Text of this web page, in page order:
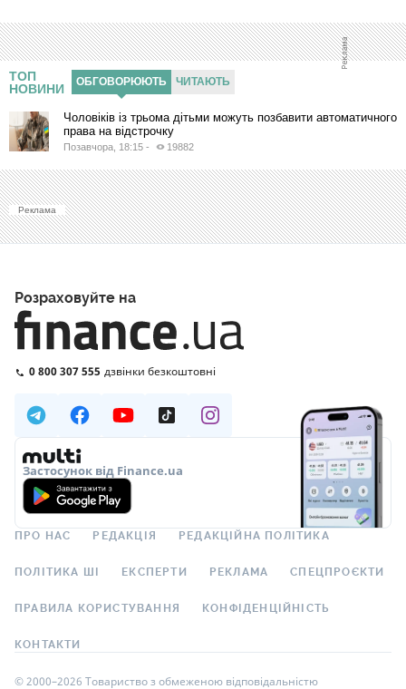
ТОП
НОВИНИ
ОБГОВОРЮЮТЬ ЧИТАЮТЬ
Чоловіків із трьома дітьми можуть позбавити автоматичного
права на відстрочку
Позавчора, 18:15 - 19882
Реклама
Розраховуйте на
0 800 307 555 дзвінки безкоштовні
Застосунок від Finance.ua
ПРО НАС РЕДАКЦІЯ РЕДАКЦІЙНА ПОЛІТИКА
ПОЛІТИКА ШІ ЕКСПЕРТИ РЕКЛАМА СПЕЦПРОЄКТИ
ПРАВИЛА КОРИСТУВАННЯ КОНФІДЕНЦІЙНІСТЬ
КОНТАКТИ
© 2000–2026 Товариство з обмеженою відповідальністю